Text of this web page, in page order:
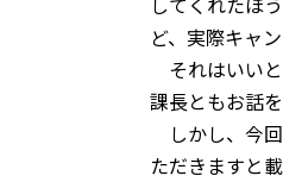
ど、実際キャ
それはいい
課長ともお話
しかし、今
ただきますと